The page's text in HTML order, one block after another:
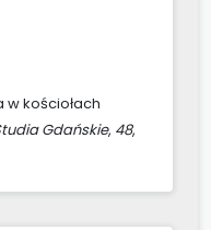
w kościołach
Gdańskie, 48,